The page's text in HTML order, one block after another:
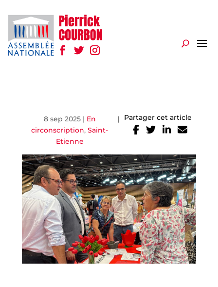
8 sep 2025| En
circonscription,Saint-
Etienne
| Partager cet article